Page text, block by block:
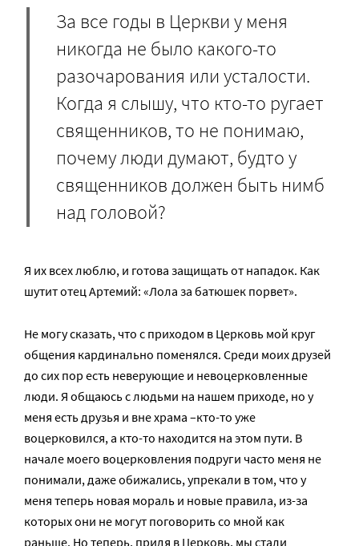
За все годы в Церкви у меня
никогда не было какого-то
разочарования или усталости.
Когда я слышу, что кто-то ругает
священников, то не понимаю,
почему люди думают, будто у
священников должен быть нимб
над головой?
Я их всех люблю, и готова защищать от нападок. Как
шутит отец Артемий: «Лола за батюшек порвет».
Не могу сказать, что с приходом в Церковь мой круг
общения кардинально поменялся. Среди моих друзей
до сих пор есть неверующие и невоцерковленные
люди. Я общаюсь с людьми на нашем приходе, но у
меня есть друзья и вне храма –кто-то уже
воцерковился, а кто-то находится на этом пути. В
начале моего воцерковления подруги часто меня не
понимали, даже обижались, упрекали в том, что у
меня теперь новая мораль и новые правила, из-за
которых они не могут поговорить со мной как
раньше. Но теперь, придя в Церковь, мы стали